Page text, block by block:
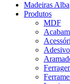
Madeiras Alba
Produtos
MDF